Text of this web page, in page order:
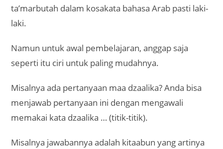
ta’marbutah dalam kosakata bahasa Arab pasti laki-
laki.
Namun untuk awal pembelajaran, anggap saja
seperti itu ciri untuk paling mudahnya.
Misalnya ada pertanyaan maa dzaalika? Anda bisa
menjawab pertanyaan ini dengan mengawali
memakai kata dzaalika … (titik-titik).
Misalnya jawabannya adalah kitaabun yang artinya